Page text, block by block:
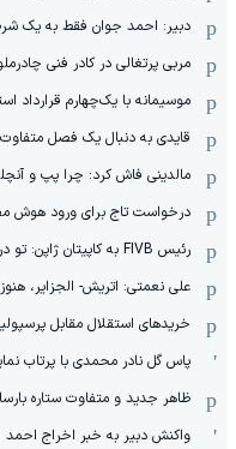
دبیر: احمد جوان فقط به یک
مربی پرتغالی در کادر فنی
موسیمانه با یک‌چهارم قرارداد
قایدی به دنبال یک فصل متفاوت
مالدینی فاش کرد: چرا پپ و
درخواست تاج برای ورود هوش
رئیس FIVB به کاپیتان ژاپن: تو در دنیا الهام‌بخشی
علی نعمتی: اتریش- الجزایر،
خریدهای استقلال مقابل
پاس گل نادر محمدی با پرتاب
ظاهر جدید و متفاوت ستاره
واکنش دبیر به خبر اخراج احمد